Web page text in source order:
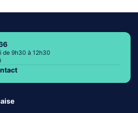
de 9h30 à 12h30